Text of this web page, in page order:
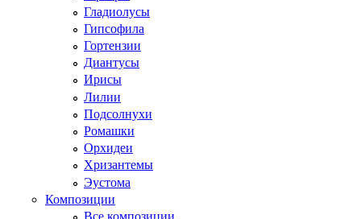
Гладиолусы
Гипсофила
Гортензии
Диантусы
Ирисы
Лилии
Подсолнухи
Ромашки
Орхидеи
Хризантемы
Эустома
Композиции
Все композиции